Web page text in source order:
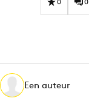
Gedragsverandering
Martech
Media
Merkstrategie
Een auteur